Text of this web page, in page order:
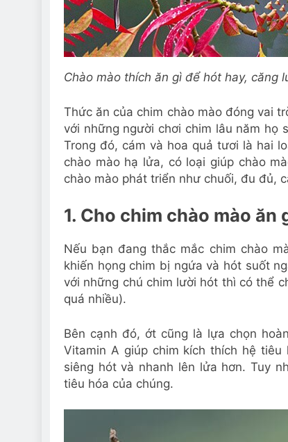
Chào mào thích ăn gì để hót hay, căng
Thức ăn của chim chào mào đóng vai
với những người chơi chim lâu năm họ
Trong đó, cám và hoa quả tươi là hai
chào mào hạ lửa, có loại giúp chào
chào mào phát triển như chuối, đu đủ,
1. Cho chim chào mào ăn
Nếu bạn đang thắc mắc chim chào
khiến họng chim bị ngứa và hót suốt
với những chú chim lười hót thì có thể
quá nhiều).
Bên cạnh đó, ớt cũng là lựa chọn
Vitamin A giúp chim kích thích hệ
siêng hót và nhanh lên lửa hơn. Tuy
tiêu hóa của chúng.